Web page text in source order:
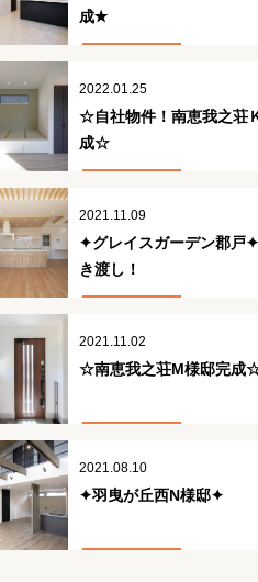
成✭
2022.01.25
☆自社物件！南恵我之荘
成☆
2021.11.09
✦グレイスガーデン郡戸✦
き渡し！
2021.11.02
☆南恵我之荘M様邸完成
2021.08.10
✦羽曳が丘西N様邸✦